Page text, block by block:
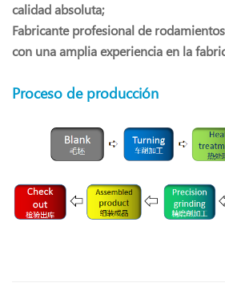
calidad absoluta;
Fabricante profesional de
con una amplia experiencia en la
Proceso de producción